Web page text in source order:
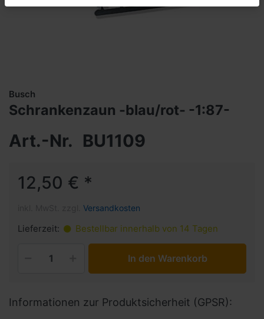
Busch
Schrankenzaun -blau/rot- -1:87-
Art.-Nr. BU1109
12,50 € *
Versandkosten
Lieferzeit: Bestellbar innerhalb von 14 Tagen
In den Warenkorb
Informationen zur Produktsicherheit (GPSR):